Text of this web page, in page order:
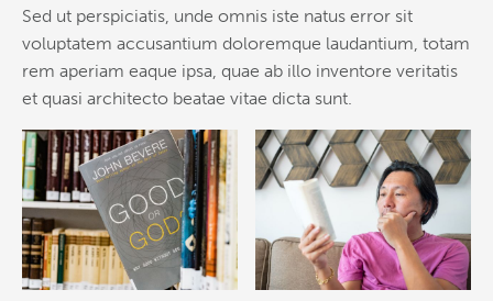
Sed ut perspiciatis, unde omnis iste natus error sit
voluptatem accusantium doloremque laudantium, totam
rem aperiam eaque ipsa, quae ab illo inventore veritatis
et quasi architecto beatae vitae dicta sunt.